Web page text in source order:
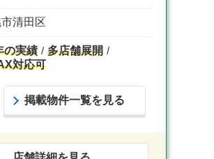
清田区
の実績
多店舗展開
対応可
掲載物件一覧を見る